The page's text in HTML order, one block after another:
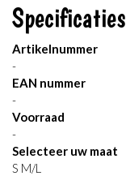
Specificaties
Artikelnummer
-
EAN nummer
-
Voorraad
-
Selecteer uw maat
S M/L